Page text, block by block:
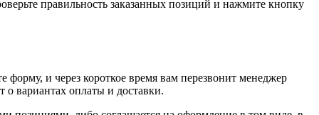
правильность заказанных позиций и нажмите кнопку
и через короткое время вам перезвонит менеджер
о вариантах оплаты и доставки.